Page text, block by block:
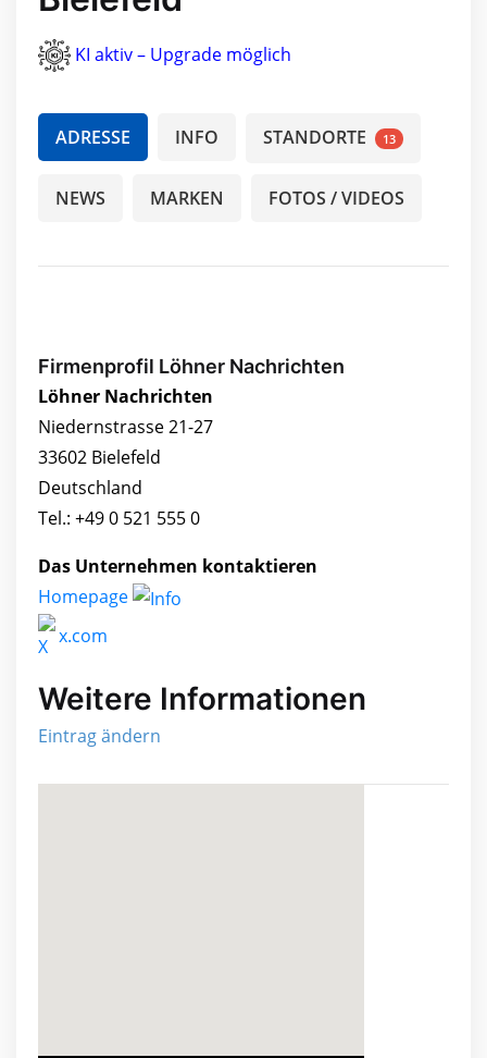
KI aktiv – Upgrade möglich
ADRESSE INFO STANDORTE 13
NEWS MARKEN FOTOS / VIDEOS
Firmenprofil Löhner Nachrichten
Löhner Nachrichten
Niedernstrasse 21-27
33602 Bielefeld
Deutschland
Tel.: +49 0 521 555 0
Das Unternehmen kontaktieren
Homepage
x.com
Weitere Informationen
Eintrag ändern